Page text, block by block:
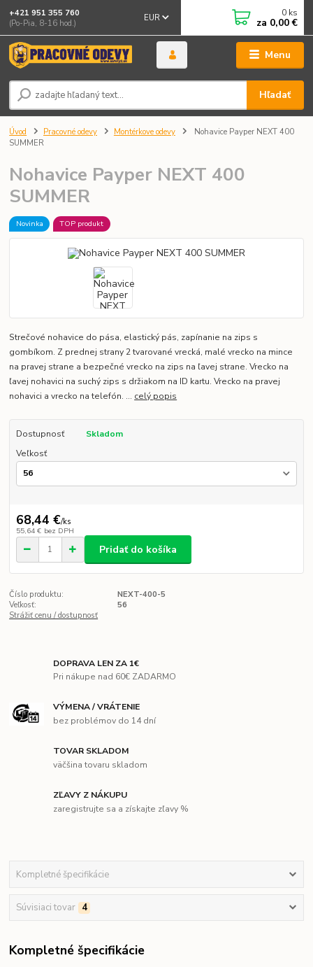
Menu
EUR
Hľadať
+421 951 355 760
(Po-Pia, 8-16 hod.)
0 ks
za 0,00 €
Úvod Pracovné odevy Montérkove odevy
Nohavice Payper NEXT 400
SUMMER
Nohavice Payper NEXT 400
SUMMER
Novinka TOP produkt
Strečové nohavice do pása, elastický pás, zapínanie na zips s
gombíkom. Z prednej strany 2 tvarované vrecká, malé vrecko na mince
na pravej strane a bezpečné vrecko na zips na ľavej strane. Vrecko na
ľavej nohavici na suchý zips s držiakom na ID kartu. Vrecko na pravej
nohavici a vrecko na telefón. ... celý popis
Dostupnosť
Skladom
Veľkosť
68,44 €/ks
55,64 € bez DPH
Pridať do košíka
Číslo produktu:
NEXT-400-5
Veľkosť:
56
Strážiť cenu / dostupnosť
DOPRAVA LEN ZA 1€
Pri nákupe nad 60€ ZADARMO
VÝMENA / VRÁTENIE
bez problémov do 14 dní
TOVAR SKLADOM
väčšina tovaru skladom
ZĽAVY Z NÁKUPU
zaregistrujte sa a získajte zľavy %
Kompletné špecifikácie
Súvisiaci tovar 4
Kompletné špecifikácie